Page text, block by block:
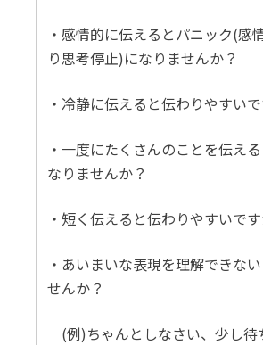
・感情的に伝えるとパニック(感
り思考停止)になりませんか？
・冷静に伝えると伝わりやすい
・一度にたくさんのことを伝え
なりませんか？
・短く伝えると伝わりやすいです
・あいまいな表現を理解できな
せんか？
(例)ちゃんとしなさい、少し待